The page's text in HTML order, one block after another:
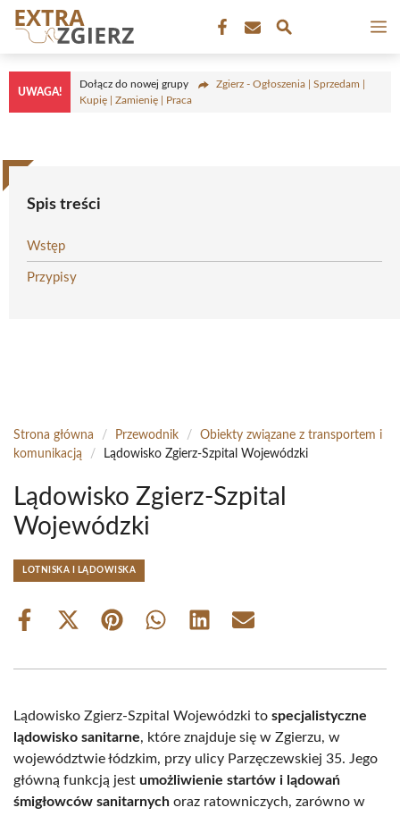
Przejdź
treści
UWAGA!
Dołącz do nowej grupy
Zgierz - Ogłoszenia | Sprzedam |
Kupię | Zamienię | Praca
Spis treści
Wstęp
Przypisy
Strona główna / Przewodnik /
Obiekty związane z transportem i
komunikacją
/ Lądowisko Zgierz-Szpital Wojewódzki
Lądowisko Zgierz-Szpital
Wojewódzki
LOTNISKA I LĄDOWISKA
Share
Share
(Twitter)
Share Share Share Share
Lądowisko Zgierz-Szpital Wojewódzki to specjalistyczne
lądowisko sanitarne, które znajduje się w Zgierzu, w
województwie łódzkim, przy ulicy Parzęczewskiej 35. Jego
główną funkcją jest umożliwienie startów i lądowań
śmigłowców sanitarnych oraz ratowniczych, zarówno w